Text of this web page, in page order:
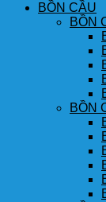
BỒN CẦU
BỒN
BỒN